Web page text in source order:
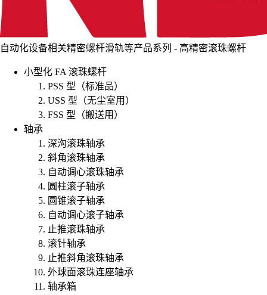
自动化设备相关精密螺杆滑轨等产品系列 - 高精密滚珠螺杆
小型化 FA 滚珠螺杆
PSS 型（标准品）
USS 型（无尘室用）
FSS 型（搬送用）
轴承
深沟滚珠轴承
斜角滚珠轴承
自动调心滚珠轴承
圆柱滚子轴承
圆锥滚子轴承
自动调心滚子轴承
止推滚珠轴承
滚针轴承
止推斜角滚珠轴承
外球面滚珠连座轴承
轴承箱